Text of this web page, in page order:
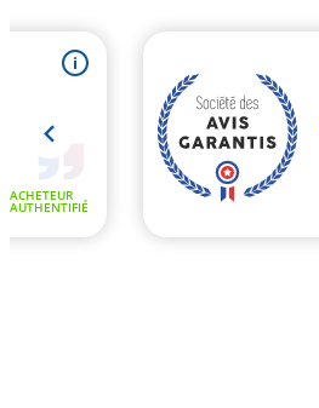
i
ACHETEUR
AUTHENTIFIÉ